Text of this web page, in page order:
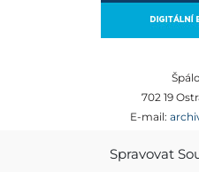
Spravovat
702 19
E-mail: